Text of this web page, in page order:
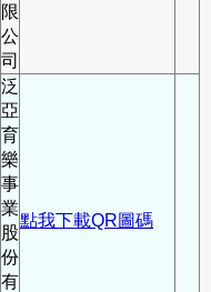
限
公
司
泛
亞
育
樂
事
業
股
份
有
點我下載QR圖碼